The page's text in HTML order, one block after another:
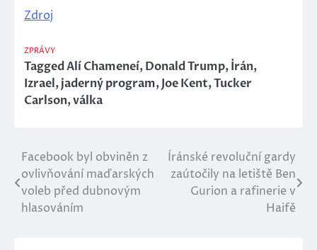
Zdroj
ZPRÁVY
TaggedAlí Chameneí,Donald Trump,Írán,
Izrael,jaderný program,Joe Kent,Tucker
Carlson,válka
Navigace
pro
příspěvek
Facebook byl obviněn z
ovlivňování maďarských
voleb před dubnovým
hlasováním
Íránské revoluční gardy
zaútočily na letiště Ben
Gurion a rafinerie v
Haifě